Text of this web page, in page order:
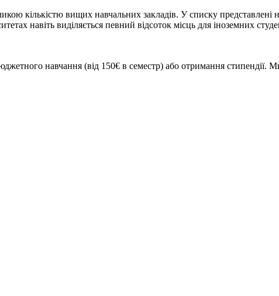
кількістю вищих навчальних закладів. У списку представлені
навіть виділяється певний відсоток місць для іноземних
навчання (від 150€ в семестр) або отримання стипендії.